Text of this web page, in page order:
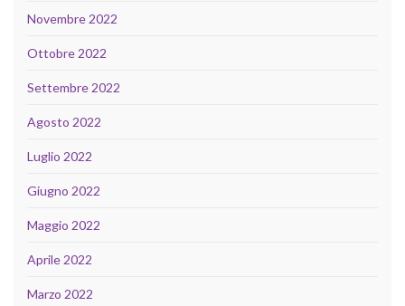
Novembre 2022
Ottobre 2022
Settembre 2022
Agosto 2022
Luglio 2022
Giugno 2022
Maggio 2022
Aprile 2022
Marzo 2022